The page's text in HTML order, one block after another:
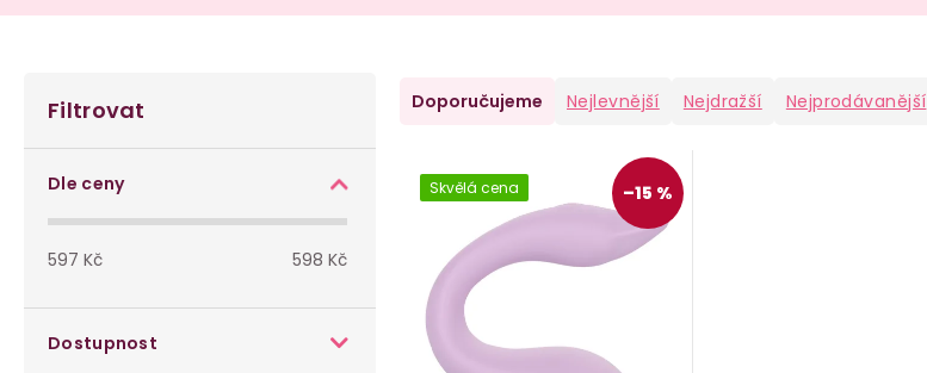
o
Filtrovat
Dle ceny
597 Kč 598 Kč
Dostupnost
Ř
Doporučujeme Nejlevnější Nejdražší Nejprodávanější
V Skvělá cena –15 %